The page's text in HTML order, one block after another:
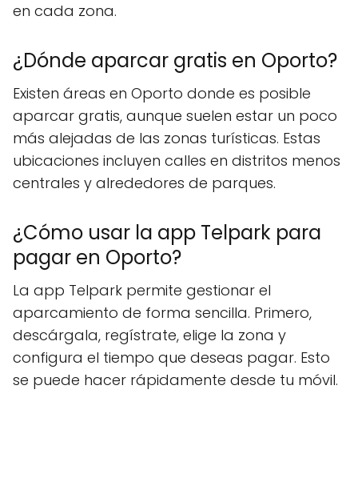
en cada zona.
¿Dónde aparcar gratis en Oporto?
Existen áreas en Oporto donde es posible
aparcar gratis, aunque suelen estar un poco
más alejadas de las zonas turísticas. Estas
ubicaciones incluyen calles en distritos menos
centrales y alrededores de parques.
¿Cómo usar la app Telpark para
pagar en Oporto?
La app Telpark permite gestionar el
aparcamiento de forma sencilla. Primero,
descárgala, regístrate, elige la zona y
configura el tiempo que deseas pagar. Esto
se puede hacer rápidamente desde tu móvil.